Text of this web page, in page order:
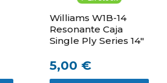
Williams W1B-14
Resonante Caja
Single Ply Series 14"
5,00 €